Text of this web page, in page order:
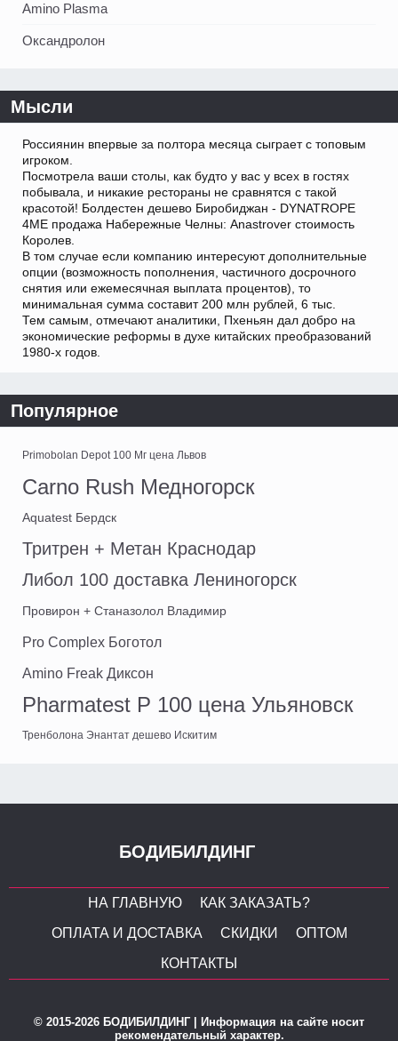
Amino Plasma
Оксандролон
Мысли
Россиянин впервые за полтора месяца сыграет с топовым
игроком.
Посмотрела ваши столы, как будто у вас у всех в гостях
побывала, и никакие рестораны не сравнятся с такой
красотой! Болдестен дешево Биробиджан - DYNATROPE
4ME продажа Набережные Челны: Anastrover стоимость
Королев.
В том случае если компанию интересуют дополнительные
опции (возможность пополнения, частичного досрочного
снятия или ежемесячная выплата процентов), то
минимальная сумма составит 200 млн рублей, 6 тыс.
Тем самым, отмечают аналитики, Пхеньян дал добро на
экономические реформы в духе китайских преобразований
1980-х годов.
Популярное
Primobolan Depot 100 Мг цена Львов
Carno Rush Медногорск
Aquatest Бердск
Тритрен + Метан Краснодар
Либол 100 доставка Лениногорск
Провирон + Станазолол Владимир
Pro Complex Боготол
Amino Freak Диксон
Pharmatest P 100 цена Ульяновск
Тренболона Энантат дешево Искитим
БОДИБИЛДИНГ
НА ГЛАВНУЮ
КАК ЗАКАЗАТЬ?
ОПЛАТА И ДОСТАВКА
СКИДКИ
ОПТОМ
КОНТАКТЫ
© 2015-2026 БОДИБИЛДИНГ | Информация на сайте носит
рекомендательный характер.